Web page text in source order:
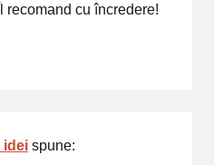
recomand cu încredere!
idei spune: